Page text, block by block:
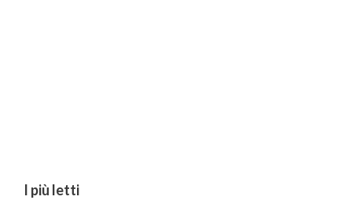
I più letti